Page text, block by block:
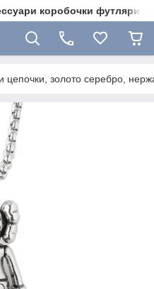
коробочки футляри
цепочки, золото серебро,